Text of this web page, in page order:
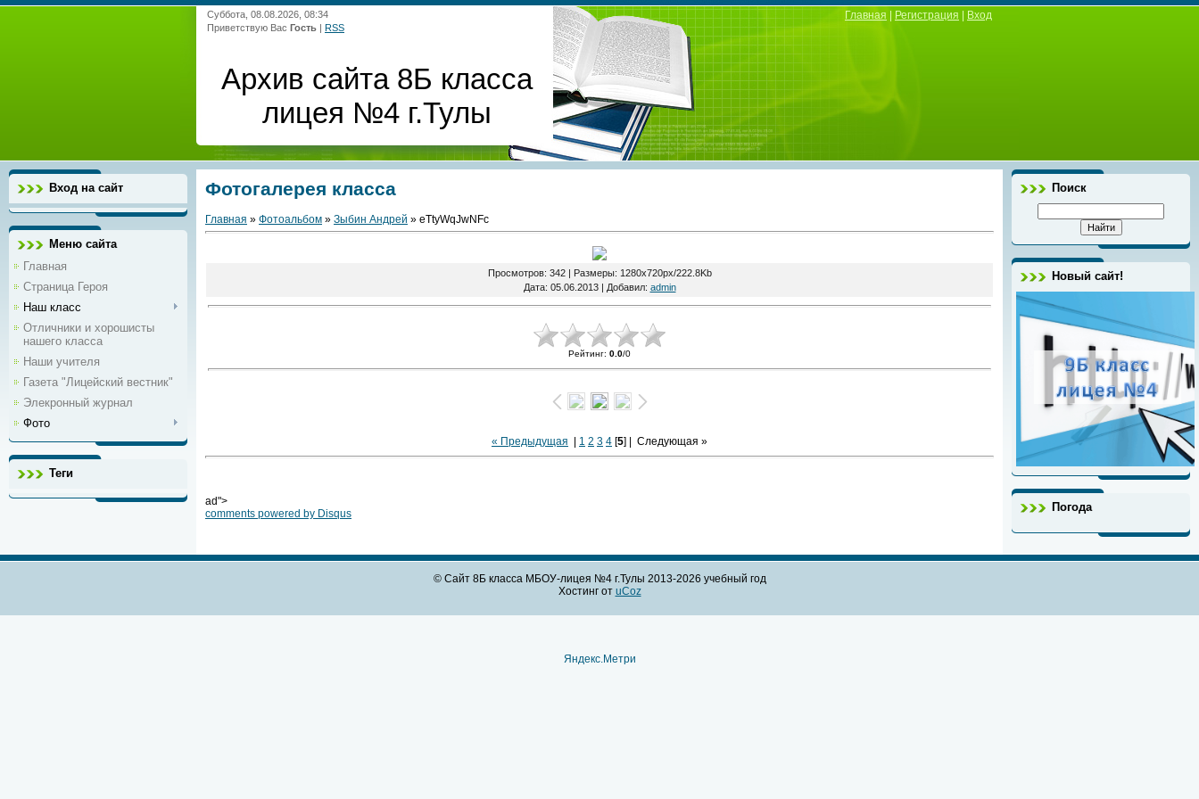
Суббота, 08.08.2026, 08:34
Приветствую Вас Гость | RSS
Архив сайта 8Б класса
лицея №4 г.Тулы
Главная Регистрация Вход
Вход на сайт
Меню сайта
Главная
Страница Героя
Наш класс
Отличники и хорошисты
нашего класса
Наши учителя
Газета "Лицейский вестник"
Элекронный журнал
Фото
Теги
Фотогалерея класса
Главная » Фотоальбом » Зыбин Андрей » eTtyWqJwNFc
Просмотров: 342 | Размеры: 1280x720px/222.8Kb
Дата: 05.06.2013 | Добавил: admin
Рейтинг: 0.0/0
« Предыдущая 1 2 3 4 [5] | Следующая »
ad">
comments powered by Disqus
Поиск
Новый сайт!
Погода
© Сайт 8Б класса МБОУ-лицея №4 г.Тулы 2013-2026 учебный год
Хостинг от uCoz